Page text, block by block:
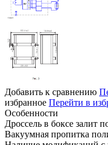
Добавить к сравнению
избранное Перейти в
Особенности
Дроссель в боксе залит
Вакуумная пропитка